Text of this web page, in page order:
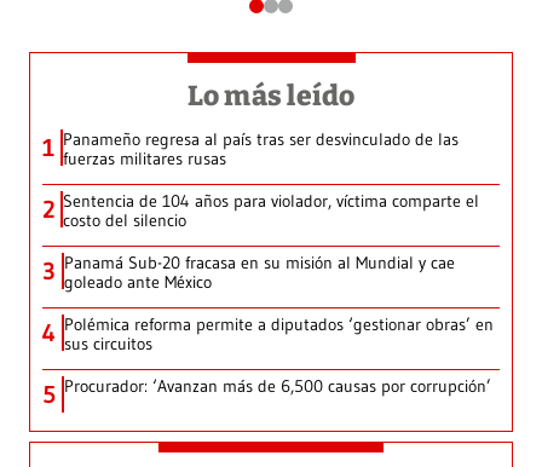
Lo más leído
1 Panameño regresa al país tras ser desvinculado de las
fuerzas militares rusas
2 Sentencia de 104 años para violador, víctima comparte el
costo del silencio
3 Panamá Sub-20 fracasa en su misión al Mundial y cae
goleado ante México
4 Polémica reforma permite a diputados ‘gestionar obras’ en
sus circuitos
5 Procurador: ‘Avanzan más de 6,500 causas por corrupción’